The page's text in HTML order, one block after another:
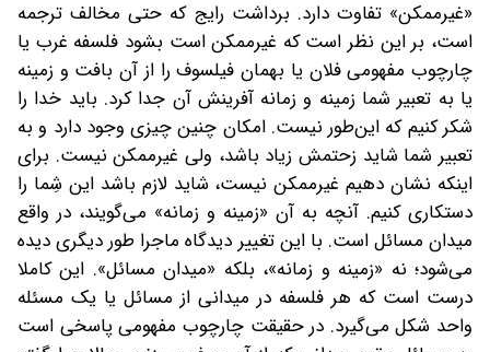
«غیرممکن» تفاوت دارد. برداشت رایج‌ که حتی مخالف ترجمه
است، بر این نظر است که غیرممکن است بشود فلسفه غرب یا
چارچوب مفهومی فلان یا بهمان فیلسوف را از آن بافت و زمینه
یا به تعبیر شما زمینه و زمانه آفرینش‌ آن جدا کرد. باید خدا را
شکر کنیم که این‌طور نیست. امکان چنین چیزی وجود دارد و به
تعبیر شما شاید زحتمش زیاد باشد، ولی غیرممکن نیست. برای
اینکه نشان دهیم غیرممکن نیست، شاید لازم باشد این شِما را
دستکاری کنیم. آنچه به آن «زمینه و زمانه» می‌گویند، در واقع‌
میدان مسائل است. با این تغییر دیدگاه ماجرا طور دیگری دیده
می‌شود؛ نه «زمینه و زمانه»، بلکه «میدان مسائل». این کاملا
درست است که هر فلسفه در میدانی از مسائل یا یک مسئله
واحد شکل می‌گیرد. در حقیقت چارچوب مفهومی پاسخی است